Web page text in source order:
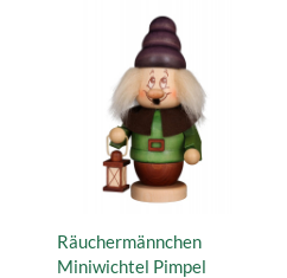
Räuchermännchen
Miniwichtel Pimpel